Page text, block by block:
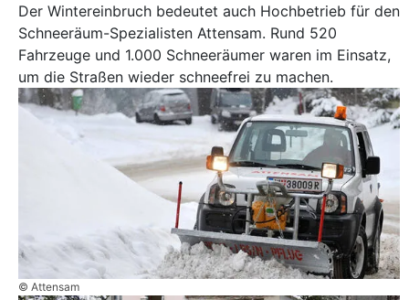
Der Wintereinbruch bedeutet auch Hochbetrieb für den
Schneeräum-Spezialisten Attensam. Rund 520
Fahrzeuge und 1.000 Schneeräumer waren im Einsatz,
um die Straßen wieder schneefrei zu machen.
© Attensam